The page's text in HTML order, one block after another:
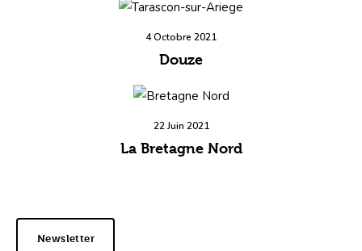
4 Octobre 2021
Douze
22 Juin 2021
La Bretagne Nord
Newsletter